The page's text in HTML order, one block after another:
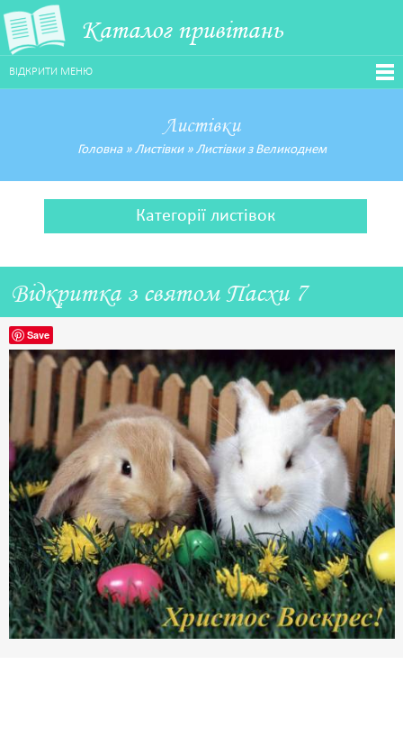
Каталог привітань
ВІДКРИТИ МЕНЮ
Листівки
Головна» Листівки» Листівки з Великоднем
Категорії листівок
Відкритка з святом Пасхи 7
Save